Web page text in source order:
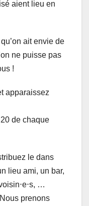
aient lieu en
ait envie de
ne puisse pas
!
apparaissez
de chaque
le dans
lieu ami, un bar,
…
prenons